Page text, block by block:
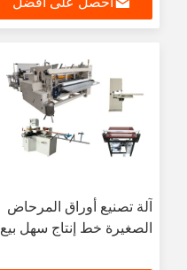
آلة تصنيع أوراق المرحاض
الصغيرة خط إنتاج سهل بيع